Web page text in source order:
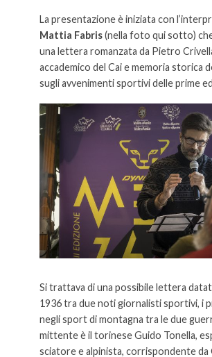
La presentazione è iniziata con
Mattia Fabris(nella foto qui sotto)
una lettera romanzata da Pietro
accademico del Cai e memoria storica
sugli avvenimenti sportivi delle prime
Si trattava di una possibile lettera
1936 tra due noti giornalisti sportivi, i
negli sport di montagna tra le due
mittente è il torinese Guido Tonella,
sciatore e alpinista, corrispondente da